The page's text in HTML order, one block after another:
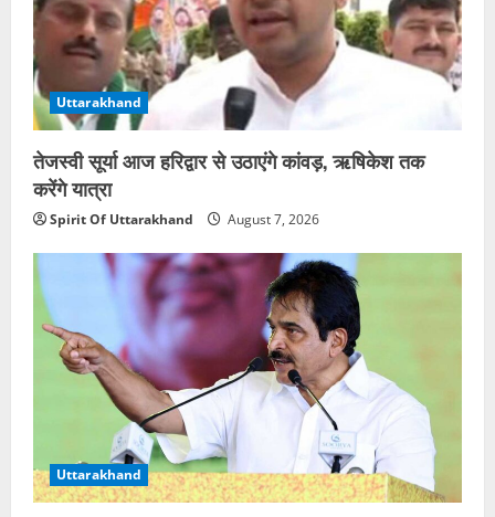
Uttarakhand
तेजस्वी सूर्या आज हरिद्वार से उठाएंगे कांवड़, ऋषिकेश तक
करेंगे यात्रा
Spirit Of Uttarakhand August 7, 2026
Uttarakhand